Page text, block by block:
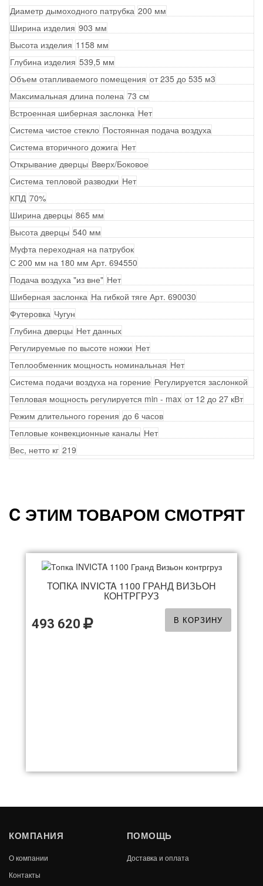
Диаметр дымоходного патрубка 200 мм
Ширина изделия 903 мм
Высота изделия 1158 мм
Глубина изделия 539,5 мм
Объем отапливаемого помещения от 235 до 535 м3
Максимальная длина полена 73 см
Встроенная шиберная заслонка Нет
Система чистое стекло Постоянная подача воздуха
Система вторичного дожига Нет
Открывание дверцы Вверх/Боковое
Система тепловой разводки Нет
КПД 70%
Ширина дверцы 865 мм
Высота дверцы 540 мм
Муфта переходная на патрубок
С 200 мм на 180 мм Арт. 694550
Подача воздуха "из вне" Нет
Шиберная заслонка На гибкой тяге Арт. 690030
Футеровка Чугун
Глубина дверцы Нет данных
Регулируемые по высоте ножки Нет
Теплообменник мощность номинальная Нет
Система подачи воздуха на горение Регулируется заслонкой
Тепловая мощность регулируется min - max от 12 до 27 кВт
Режим длительного горения до 6 часов
Тепловые конвекционные каналы Нет
Вес, нетто кг 219
C ЭТИМ ТОВАРОМ СМОТРЯТ
ТОПКА INVICTA 1100 ГРАНД ВИЗЬОН
КОНТРГРУЗ
493 620 В КОРЗИНУ
ТОПКА INVICTA 700 ФИЛОС
99 990 В КОРЗИНУ
КОМПАНИЯ
О компании
Контакты
ПОМОЩЬ
Доставка и оплата